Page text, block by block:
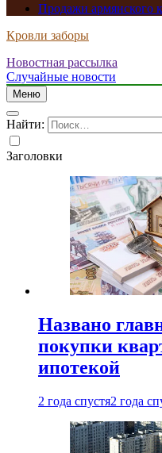
Продажи армянского
Кровли заборы
Новостная рассылка
Случайные новости
Меню
Найти:
Заголовки
Названо
покупки
ипотекой
2 года спустя2 года